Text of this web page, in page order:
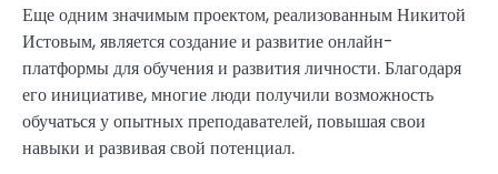
Еще одним значимым проектом, реализованным Никитой
Истовым, является создание и развитие онлайн-
платформы для обучения и развития личности. Благодаря
его инициативе, многие люди получили возможность
обучаться у опытных преподавателей, повышая свои
навыки и развивая свой потенциал.